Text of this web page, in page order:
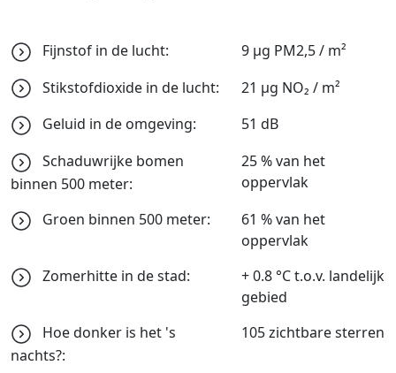
Fijnstof in de lucht:
9 μg PM2,5 / m²
Stikstofdioxide in de lucht:
21 μg NO₂ / m²
Geluid in de omgeving:
51 dB
Schaduwrijke bomen
binnen 500 meter:
25 % van het
oppervlak
Groen binnen 500 meter:
61 % van het
oppervlak
Zomerhitte in de stad:
+ 0.8 °C t.o.v. landelijk
gebied
Hoe donker is het 's
nachts?:
105 zichtbare sterren